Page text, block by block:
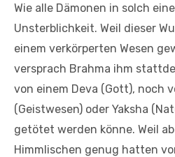
Wie alle Dämonen in solch
Unsterblichkeit. Weil dieser
einem verkörperten Wesen
versprach Brahma ihm
von einem Deva (Gott), noch
(Geistwesen) oder Yaksha
getötet werden könne. Weil
Himmlischen genug hatten